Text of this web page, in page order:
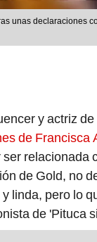
unas declaraciones
y actriz
de Francisca
relacionada
de Gold, no
linda, pero lo
de 'Pituca